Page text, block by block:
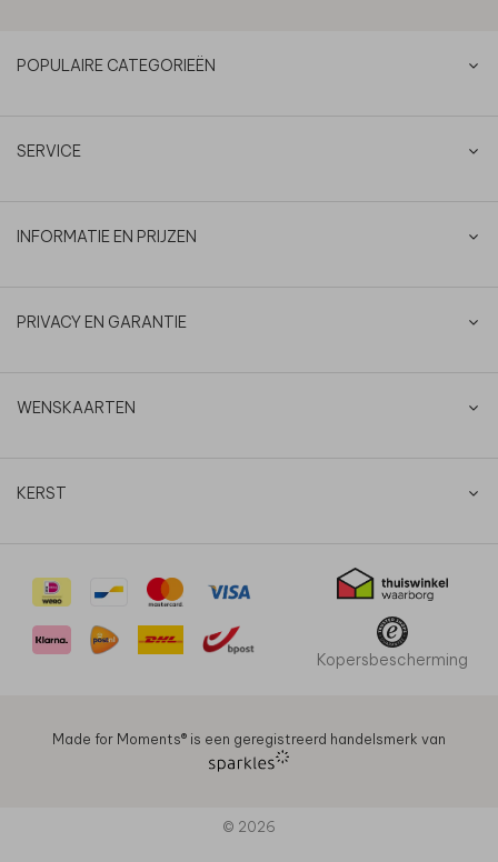
POPULAIRE CATEGORIEËN
SERVICE
INFORMATIE EN PRIJZEN
PRIVACY EN GARANTIE
WENSKAARTEN
KERST
Kopersbescherming
Made for Moments®️ is een geregistreerd handelsmerk van
© 2026